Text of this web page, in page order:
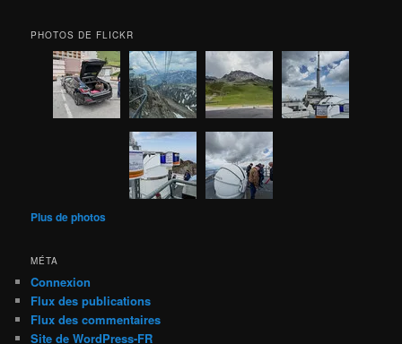
PHOTOS DE FLICKR
Plus de photos
MÉTA
Connexion
Flux des publications
Flux des commentaires
Site de WordPress-FR